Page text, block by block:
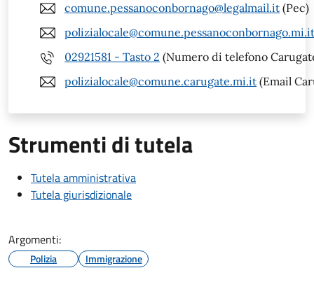
comune.pessanoconbornago@legalmail.it (Pec)
polizialocale@comune.pessanoconbornago.mi.it
02921581 - Tasto 2 (Numero di telefono
polizialocale@comune.carugate.mi.it (Email
Strumenti di tutela
Tutela amministrativa
Tutela giurisdizionale
Argomenti:
Polizia Immigrazione